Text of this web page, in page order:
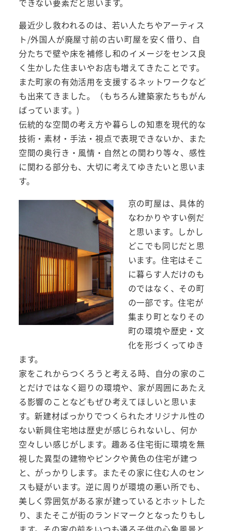
できない要素だと思います。
最近少し救われるのは、若い人たちやアーティス
ト/外国人が廃屋寸前の古い町屋を安く借り、自
分たちで壁や床を補修し和のイメージをセンス良
く生かした住まいやお店も増えてきたことです。
また町家の有効活用を支援するネットワークなど
も出来てきました。（もちろん建築家たちもがん
ばっています。)
伝統的な空間の考え方や暮らしの知恵を現代的な
技術・素材・手法・視点で表現できないか、また
空間の奥行き・風情・自然との関わり等々、感性
に関わる部分も、大切に考えてゆきたいと思いま
す。
京の町屋は、具体的
なわかりやすい例だ
と思います。しかし
どこでも同じだと思
います。住宅はそこ
に暮らす人だけのも
のではなく、その町
の一部です。住宅が
集まり町となりその
町の環境や歴史・文
化を形づくってゆき
ます。
家をこれからつくろうと考える時、自分の家のこ
とだけではなく廻りの環境や、家が周囲にあたえ
る影響のことなどもぜひ考えてほしいと思いま
す。新建材ばっかりでつくられたオリジナル性の
ない新興住宅地は歴史が感じられないし、何か
空々しい感じがします。趣ある住宅街に環境を無
視した異型の建物やピンクや黄色の住宅が建つ
と、がっかりします。またその家に住む人のセン
スも疑がいます。逆に周りが環境の悪い所でも、
美しく雰囲気がある家が建っているとホットした
り、またそこが街のランドマークとなったりもし